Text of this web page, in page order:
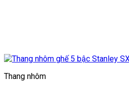
Thang nhôm